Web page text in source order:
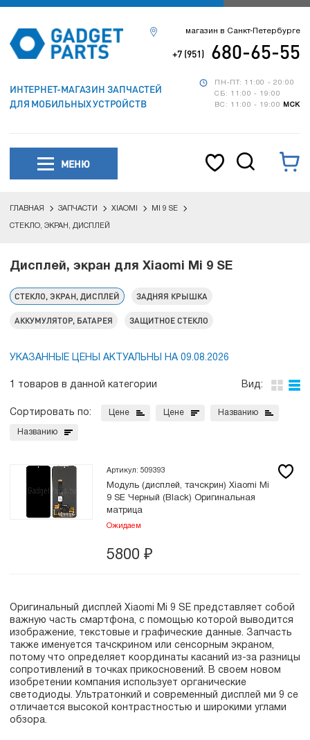
ИНТЕРНЕТ-МАГАЗИН ЗАПЧАСТЕЙ
ДЛЯ МОБИЛЬНЫХ УСТРОЙСТВ
ПН-ПТ: 11:00 - 20:00
СБ: 11:00 - 19:00
ВС: 11:00 - 19:00
МСК
магазин в Санкт-Петербурге
+7 (951) 680-65-55
МЕНЮ
ГЛАВНАЯ ЗАПЧАСТИ XIAOMI MI 9 SE
СТЕКЛО, ЭКРАН, ДИСПЛЕЙ
Дисплей, экран для Xiaomi Mi 9 SE
СТЕКЛО, ЭКРАН, ДИСПЛЕЙ ЗАДНЯЯ КРЫШКА
АККУМУЛЯТОР, БАТАРЕЯ ЗАЩИТНОЕ СТЕКЛО
УКАЗАННЫЕ ЦЕНЫ АКТУАЛЬНЫ НА 09.08.2026
1 товаров в данной категории Вид:
Сортировать по: Цене Цене Названию
Названию
Артикул: 509393
Модуль (дисплей, тачскрин) Xiaomi Mi
9 SE Черный (Black) Оригинальная
матрица
Ожидаем
5800 ₽
Оригинальный дисплей Xiaomi Mi 9 SE представляет собой
важную часть смартфона, с помощью которой выводится
изображение, текстовые и графические данные. Запчасть
также именуется тачскрином или сенсорным экраном,
потому что определяет координаты касаний из-за разницы
сопротивлений в точках прикосновений. В своем новом
изобретении компания использует органические
светодиоды. Ультратонкий и современный дисплей ми 9 се
отличается высокой контрастностью и широкими углами
обзора.